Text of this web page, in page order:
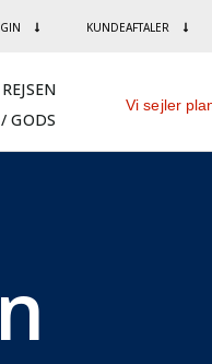
KUNDEAFTALER
GODS
Vi sejler